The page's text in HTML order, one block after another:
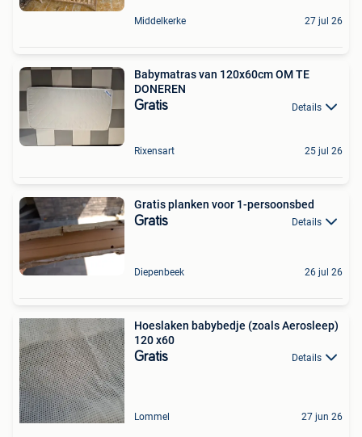
Middelkerke 27 jul 26
Babymatras van 120x60cm OM TE
DONEREN
Gratis Details
Rixensart 25 jul 26
Gratis planken voor 1-persoonsbed
Gratis Details
Diepenbeek 26 jul 26
Hoeslaken babybedje (zoals Aerosleep)
120 x60
Gratis Details
Lommel 27 jun 26